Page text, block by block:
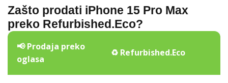
Zašto prodati iPhone 15 Pro Max
preko Refurbished.Eco?
📢 Prodaja preko
oglasa
♻️ Refurbished.Eco